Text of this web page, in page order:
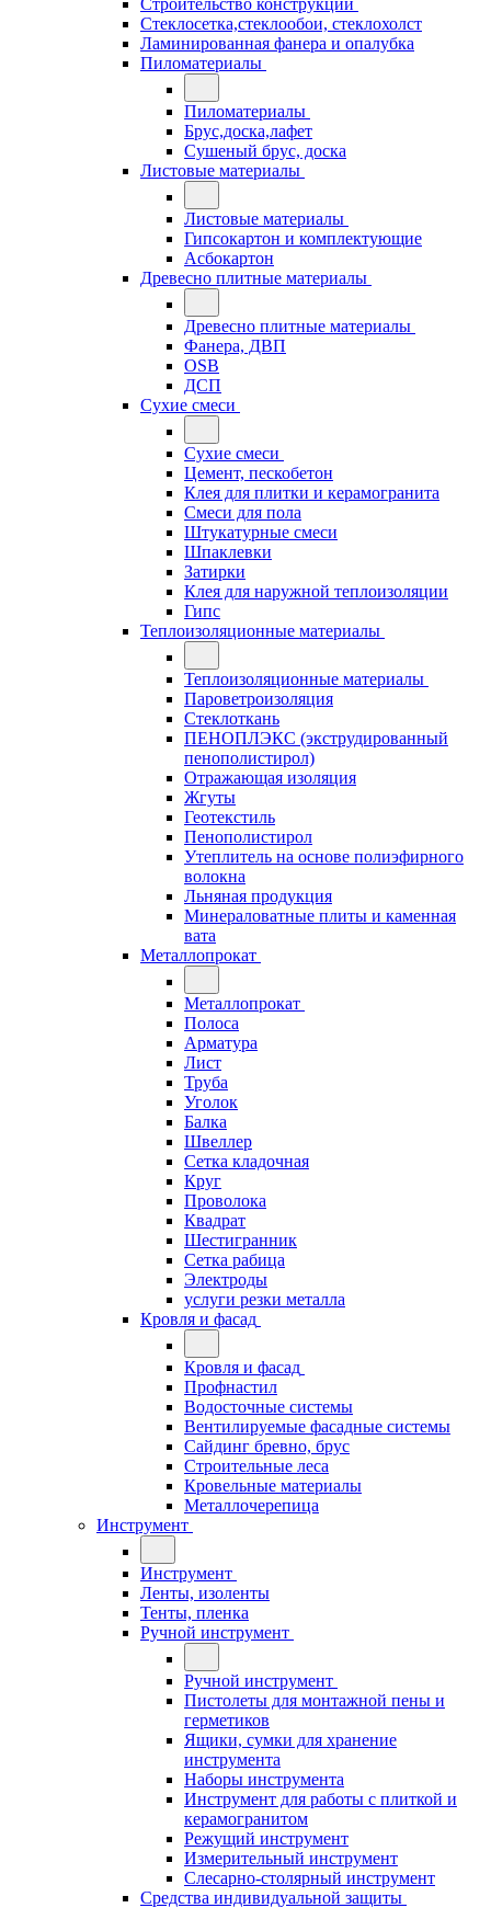
Строительство конструкций
Стеклосетка,стеклообои, стеклохолст
Ламинированная фанера и опалубка
Пиломатериалы
Пиломатериалы
Брус,доска,лафет
Сушеный брус, доска
Листовые материалы
Листовые материалы
Гипсокартон и комплектующие
Асбокартон
Древесно плитные материалы
Древесно плитные материалы
Фанера, ДВП
OSB
ДСП
Сухие смеси
Сухие смеси
Цемент, пескобетон
Клея для плитки и керамогранита
Смеси для пола
Штукатурные смеси
Шпаклевки
Затирки
Клея для наружной теплоизоляции
Гипс
Теплоизоляционные материалы
Теплоизоляционные материалы
Пароветроизоляция
Стеклоткань
ПЕНОПЛЭКС (экструдированный
пенополистирол)
Отражающая изоляция
Жгуты
Геотекстиль
Пенополистирол
Утеплитель на основе полиэфирного
волокна
Льняная продукция
Минераловатные плиты и каменная
вата
Металлопрокат
Металлопрокат
Полоса
Арматура
Лист
Труба
Уголок
Балка
Швеллер
Сетка кладочная
Круг
Проволока
Квадрат
Шестигранник
Сетка рабица
Электроды
услуги резки металла
Кровля и фасад
Кровля и фасад
Профнастил
Водосточные системы
Вентилируемые фасадные системы
Сайдинг бревно, брус
Строительные леса
Кровельные материалы
Металлочерепица
Инструмент
Инструмент
Ленты, изоленты
Тенты, пленка
Ручной инструмент
Ручной инструмент
Пистолеты для монтажной пены и
герметиков
Ящики, сумки для хранение
инструмента
Наборы инструмента
Инструмент для работы с плиткой и
керамогранитом
Режущий инструмент
Измерительный инструмент
Слесарно-столярный инструмент
Средства индивидуальной защиты